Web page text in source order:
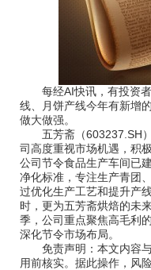
每经AI快讯，有投资者
线、月饼产线今年有新增
做大做强。
五芳斋（603237.SH）
司高度重视市场机遇，积
公司节令食品生产车间已
净化标准，专注生产青团
过优化生产工艺和提升产
时，更为五芳斋烘焙的未
季，公司重点聚焦高毛利
深化节令市场布局。
免责声明：本文内容与
用前核实。据此操作，风险